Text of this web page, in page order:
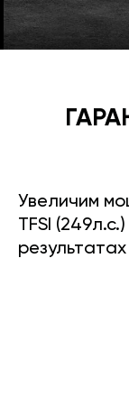
Увеличим
TFSI